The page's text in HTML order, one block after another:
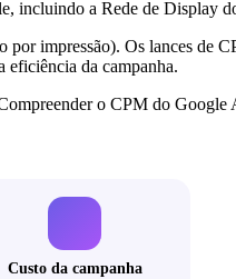
incluindo a Rede de Display
impressão). Os lances de
eficiência da campanha.
o CPM do
Custo da campanha